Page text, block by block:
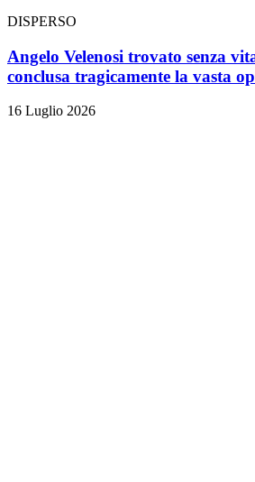
DISPERSO
Angelo Velenosi trovato senza
conclusa tragicamente la vasta
16 Luglio 2026